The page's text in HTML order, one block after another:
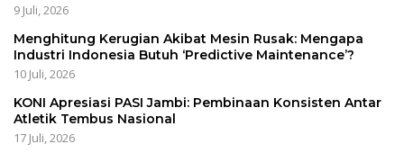
9 Juli, 2026
Menghitung Kerugian Akibat Mesin Rusak: Mengapa
Industri Indonesia Butuh ‘Predictive Maintenance’?
10 Juli, 2026
KONI Apresiasi PASI Jambi: Pembinaan Konsisten Antar
Atletik Tembus Nasional
17 Juli, 2026